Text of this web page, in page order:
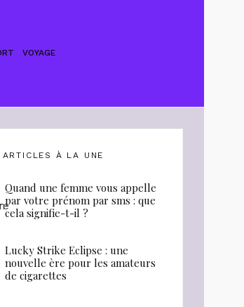
VOYAGE
ARTICLES À LA UNE
Quand une femme vous appelle
par votre prénom par sms : que
cela signifie-t-il ?
Lucky Strike Eclipse : une
nouvelle ère pour les amateurs
de cigarettes